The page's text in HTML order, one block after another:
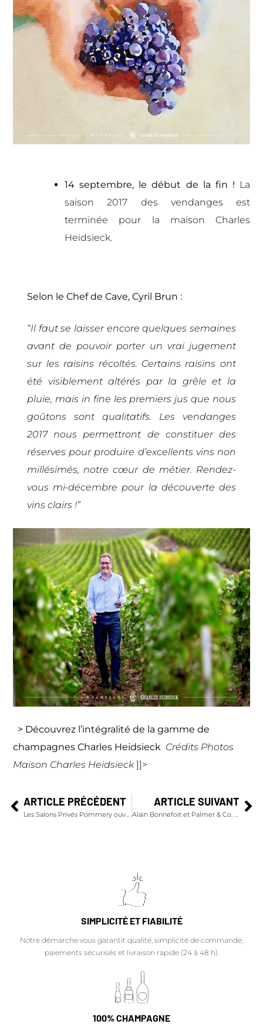
14 septembre, le début de la fin ! La
saison 2017 des vendanges est
terminée pour la maison Charles
Heidsieck.
Selon le Chef de Cave, Cyril Brun :
“Il faut se laisser encore quelques semaines
avant de pouvoir porter un vrai jugement
sur les raisins récoltés. Certains raisins ont
été visiblement altérés par la grêle et la
pluie, mais in fine les premiers jus que nous
goûtons sont qualitatifs. Les vendanges
2017 nous permettront de constituer des
réserves pour produire d’excellents vins non
millésimés, notre cœur de métier. Rendez-
vous mi-décembre pour la découverte des
vins clairs !”
> Découvrez l’intégralité de la gamme de
champagnes Charles Heidsieck Crédits Photos
Maison Charles Heidsieck]]>
ARTICLE PRÉCÉDENT ARTICLE SUIVANT
SIMPLICITÉ ET FIABILITÉ
Notre démarche vous garantit qualité, simplicité de commande,
paiements sécurisés et livraison rapide (24 à 48 h).
100% CHAMPAGNE